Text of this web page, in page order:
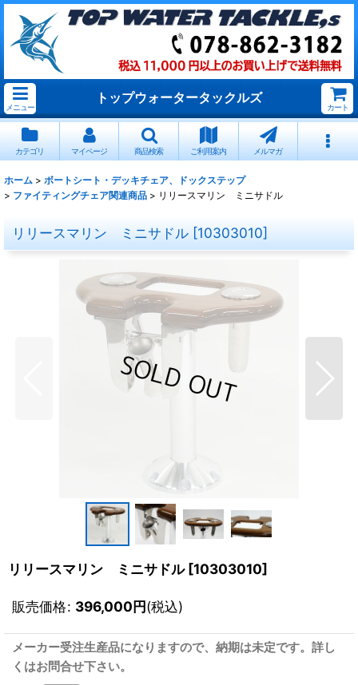
メニュー
トップウォータータックルズ
カート
カテゴリ マイページ 商品検索 ご利用案内 メルマガ
ホーム > ボートシート・デッキチェア、ドックステップ
> ファイティングチェア関連商品 > リリースマリン ミニサドル
リリースマリン ミニサドル [10303010]
リリースマリン ミニサドル [10303010]
販売価格: 396,000円(税込)
メーカー受注生産品になりますので、納期は未定です。詳し
くはお問合せ下さい。